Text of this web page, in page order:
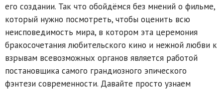
его создании. Так что обойдёмся без мнений о фильме,
который нужно посмотреть, чтобы оценить всю
неисповедимость мира, в котором эта церемония
бракосочетания любительского кино и нежной любви к
взрывам всевозможных органов является работой
постановщика самого грандиозного эпического
фэнтези современности. Давайте просто узнаем